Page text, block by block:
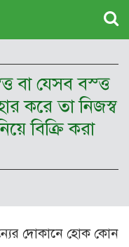
বা যেসব বস্ত্ত
করে তা নিজস্ব
বিক্রি করা
দোকানে হোক কোন